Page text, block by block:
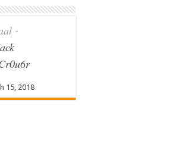
-
15, 2018